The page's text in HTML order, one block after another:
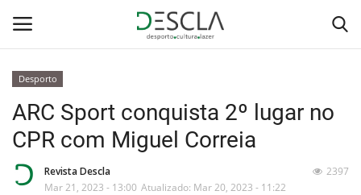
Home
...by Descla
Desporto
ARC Sport conquista 2º lugar no
CPR com Miguel Correia
Revista Descla
Mar 21, 2023 - 13:00 Atualizado: Mar 20, 2023 - 11:22
2397